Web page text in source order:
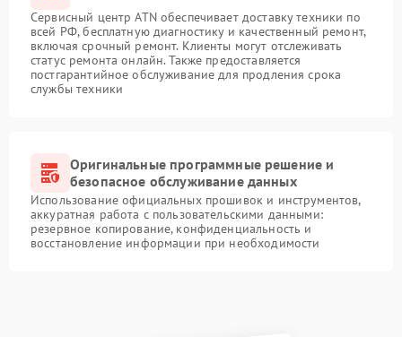
Сервисный центр ATN обеспечивает доставку техники по
всей РФ, бесплатную диагностику и качественный ремонт,
включая срочный ремонт. Клиенты могут отслеживать
статус ремонта онлайн. Также предоставляется
постгарантийное обслуживание для продления срока
службы техники
Оригинальные программные решение и
безопасное обслуживание данных
Использование официальных прошивок и инструментов,
аккуратная работа с пользовательскими данными:
резервное копирование, конфиденциальность и
восстановление информации при необходимости